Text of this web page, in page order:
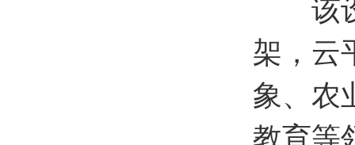
该设
架，云
象、农
教育等